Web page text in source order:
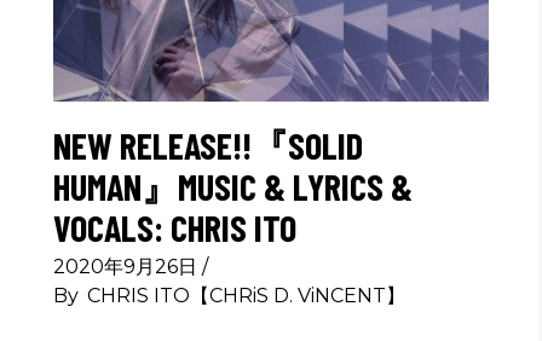
NEW RELEASE!!『SOLID
HUMAN』MUSIC & LYRICS &
VOCALS: CHRIS ITO
2020年9月26日
By CHRIS ITO【CHRiS D. ViNCENT】